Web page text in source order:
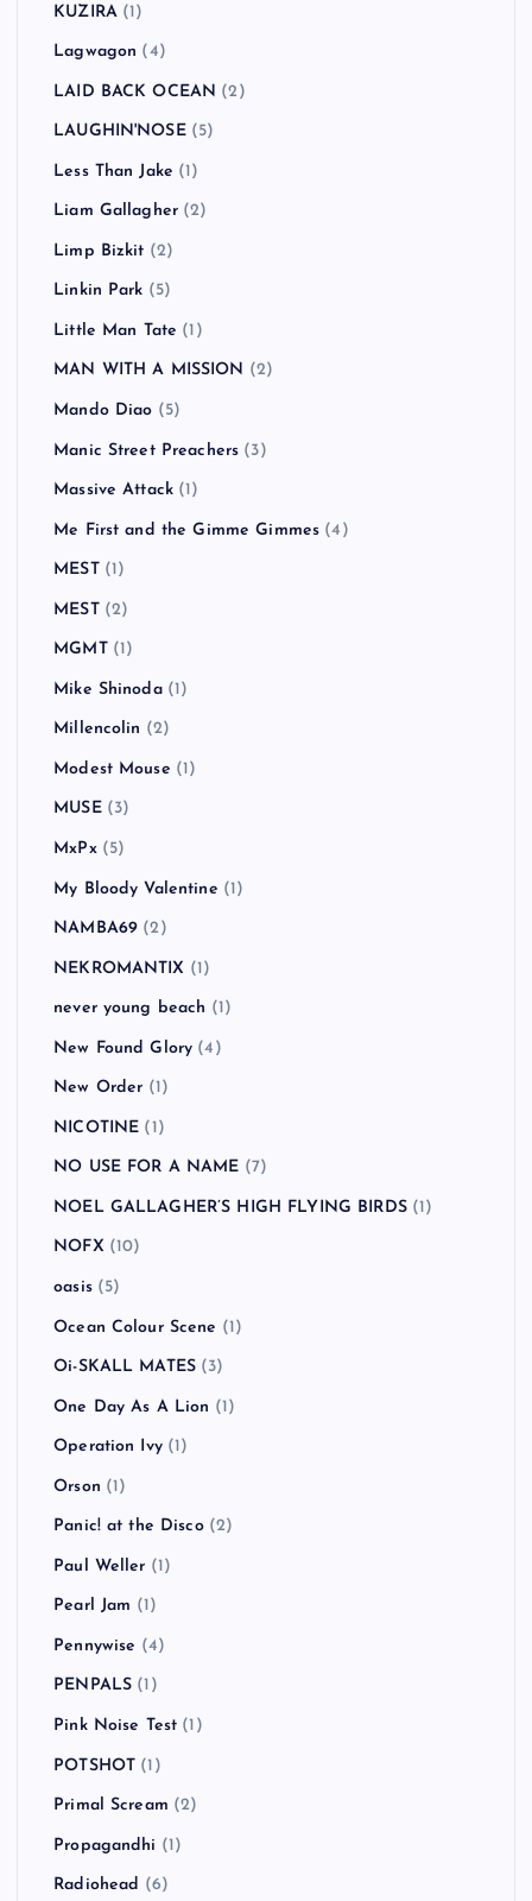
KUZIRA(1)
Lagwagon (4)
LAID BACK OCEAN (2)
LAUGHIN'NOSE(5)
Less Than Jake (1)
Liam Gallagher (2)
Limp Bizkit (2)
Linkin Park (5)
Little Man Tate (1)
MAN WITH A MISSION (2)
Mando Diao (5)
Manic Street Preachers (3)
Massive Attack (1)
Me First and the Gimme Gimmes (4)
MEST(1)
MEST(2)
MGMT(1)
Mike Shinoda(1)
Millencolin (2)
Modest Mouse (1)
MUSE(3)
MxPx(5)
My Bloody Valentine (1)
NAMBA69 (2)
NEKROMANTIX (1)
never young beach (1)
New Found Glory (4)
New Order (1)
NICOTINE (1)
NO USE FOR A NAME (7)
NOEL GALLAGHER’S HIGH FLYING BIRDS(1)
NOFX (10)
oasis(5)
Ocean Colour Scene (1)
Oi-SKALL MATES (3)
One Day As A Lion (1)
Operation Ivy(1)
Orson (1)
Panic! at the Disco(2)
Paul Weller (1)
Pearl Jam (1)
Pennywise (4)
PENPALS (1)
Pink Noise Test (1)
POTSHOT (1)
Primal Scream (2)
Propagandhi (1)
Radiohead (6)